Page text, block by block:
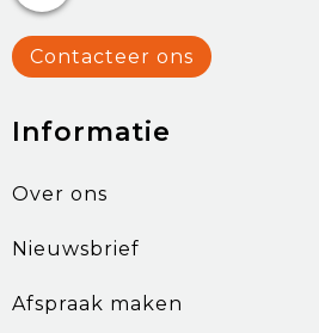
Contacteer ons
Informatie
Over ons
Nieuwsbrief
Afspraak maken